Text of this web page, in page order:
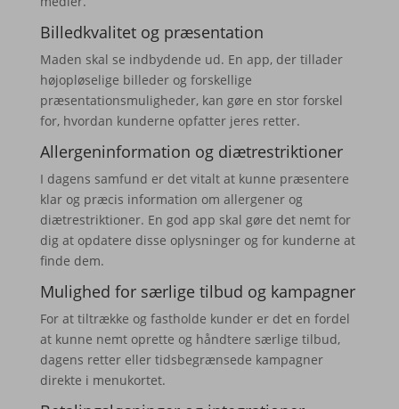
Billedkvalitet og præsentation
Maden skal se indbydende ud. En app, der tillader
højopløselige billeder og forskellige
præsentationsmuligheder, kan gøre en stor forskel
for, hvordan kunderne opfatter jeres retter.
Allergeninformation og diætrestriktioner
I dagens samfund er det vitalt at kunne præsentere
klar og præcis information om allergener og
diætrestriktioner. En god app skal gøre det nemt for
dig at opdatere disse oplysninger og for kunderne at
finde dem.
Mulighed for særlige tilbud og kampagner
For at tiltrække og fastholde kunder er det en fordel
at kunne nemt oprette og håndtere særlige tilbud,
dagens retter eller tidsbegrænsede kampagner
direkte i menukortet.